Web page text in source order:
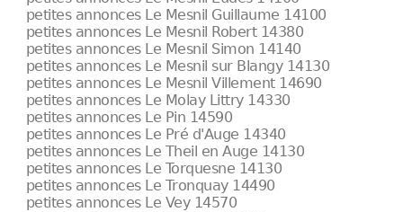
petites annonces Le Mesnil Guillaume 14100
petites annonces Le Mesnil Robert 14380
petites annonces Le Mesnil Simon 14140
petites annonces Le Mesnil sur Blangy 14130
petites annonces Le Mesnil Villement 14690
petites annonces Le Molay Littry 14330
petites annonces Le Pin 14590
petites annonces Le Pré d'Auge 14340
petites annonces Le Theil en Auge 14130
petites annonces Le Torquesne 14130
petites annonces Le Tronquay 14490
petites annonces Le Vey 14570